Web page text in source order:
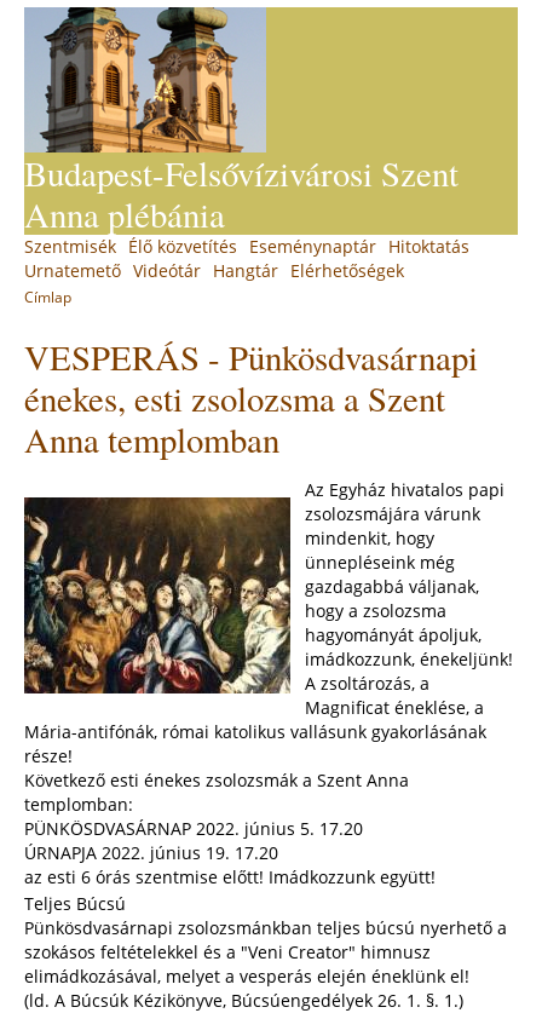
navigation
Budapest-Felsővízivárosi Szent
Anna plébánia
are
here
Címlap
to
top
VESPERÁS - Pünkösdvasárnapi
énekes, esti zsolozsma a Szent
Anna templomban
Az Egyház hivatalos papi
zsolozsmájára várunk
mindenkit, hogy
ünnepléseink még
gazdagabbá váljanak,
hogy a zsolozsma
hagyományát ápoljuk,
imádkozzunk, énekeljünk!
A zsoltározás, a
Magnificat éneklése, a
Mária-antifónák, római katolikus vallásunk gyakorlásának
része!
Következő esti énekes zsolozsmák a Szent Anna
templomban:
PÜNKÖSDVASÁRNAP 2022. június 5. 17.20
ÚRNAPJA 2022. június 19. 17.20
az esti 6 órás szentmise előtt! Imádkozzunk együtt!
Teljes Búcsú
Pünkösdvasárnapi zsolozsmánkban teljes búcsú nyerhető a
szokásos feltételekkel és a "Veni Creator" himnusz
elimádkozásával, melyet a vesperás elején éneklünk el!
(ld. A Búcsúk Kézikönyve, Búcsúengedélyek 26. 1. §. 1.)
Back
to
top
Main
menu
Szentmisék Élő közvetítés Eseménynaptár Hitoktatás
Urnatemető Videótár Hangtár Elérhetőségek